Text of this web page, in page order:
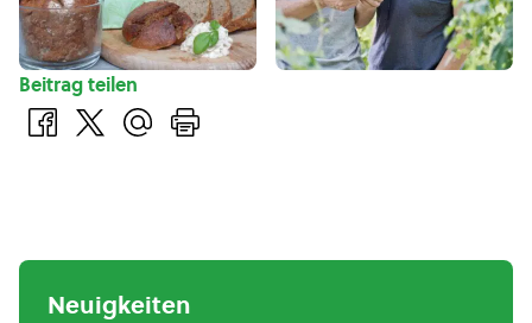
Beitrag teilen
Neuigkeiten